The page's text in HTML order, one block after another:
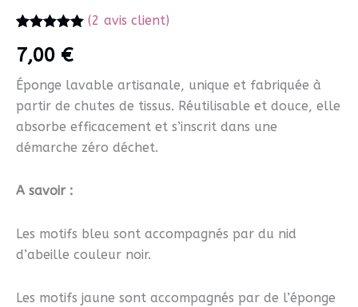
sur 5 basé
sur
notations
client
(2 avis client)
7,00 €
Éponge lavable artisanale, unique et fabriquée à
partir de chutes de tissus. Réutilisable et douce, elle
absorbe efficacement et s’inscrit dans une
démarche zéro déchet.
A savoir :
Les motifs bleu sont accompagnés par du nid
d’abeille couleur noir.
Les motifs jaune sont accompagnés par de l’éponge